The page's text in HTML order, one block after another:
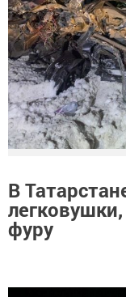
В
фуру